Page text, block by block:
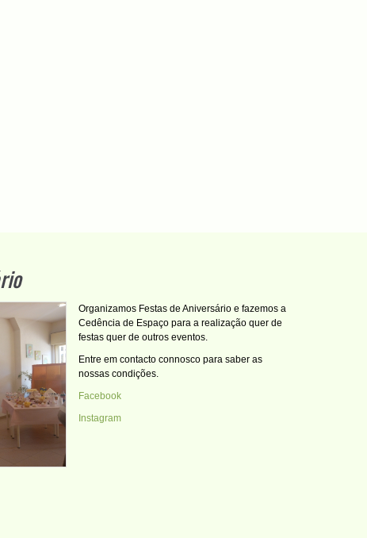
Organizamos Festas de Aniversário e fazemos a
Cedência de Espaço para a realização quer de
festas quer de outros eventos.
Entre em contacto connosco para saber as
nossas condições.
Facebook
Instagram